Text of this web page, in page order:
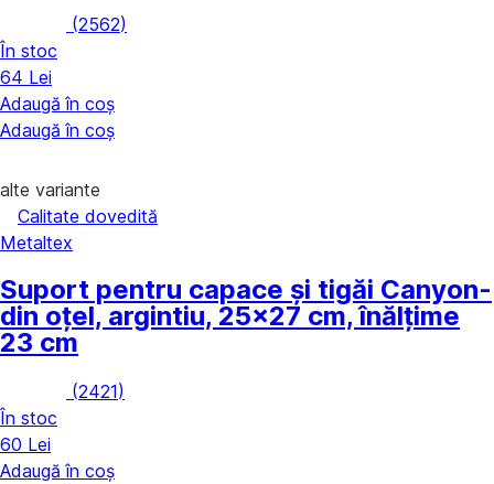
(2562)
În stoc
64 Lei
Adaugă în coș
Adaugă în coș
alte variante
Calitate dovedită
Metaltex
Suport pentru capace și tigăi Canyon-
din oțel, argintiu, 25x27 cm, înălțime
23 cm
(2421)
În stoc
60 Lei
Adaugă în coș